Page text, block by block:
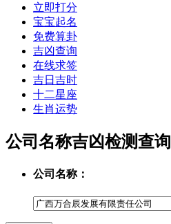
立即打分
宝宝起名
免费算卦
吉凶查询
在线求签
吉日吉时
十二星座
生肖运势
公司名称吉凶检测查询
公司名称：